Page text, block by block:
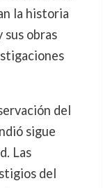
la historia
sus obras
del
sigue
Las
del